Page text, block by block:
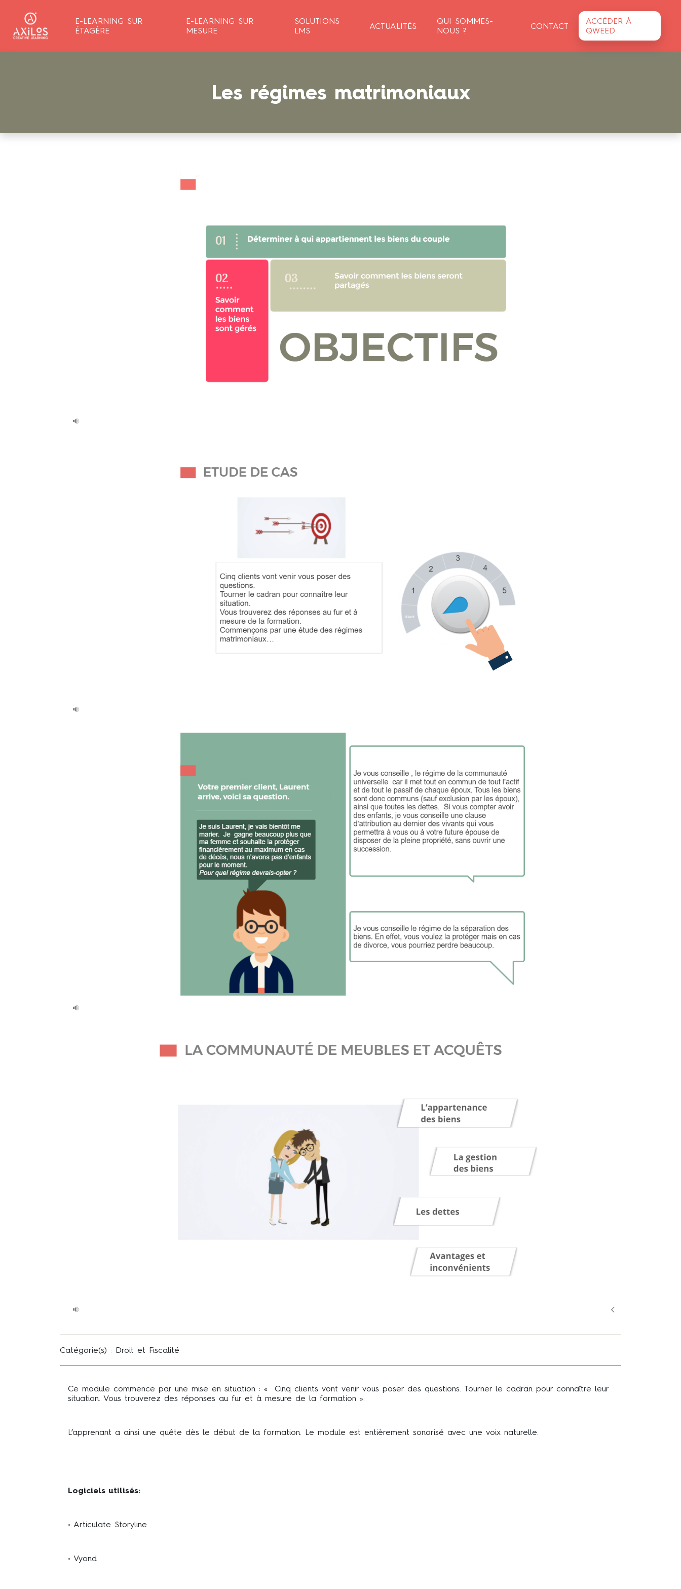
E-LEARNING SUR
ÉTAGÈRE
E-LEARNING SUR
MESURE
SOLUTIONS
LMS
ACTUALITÉS
QUI SOMMES-
NOUS ?
CONTACT
ACCÉDER À
QWEED
Les régimes matrimoniaux
Catégorie(s) : Droit et Fiscalité
Ce module commence par une mise en situation : « Cinq clients vont venir vous poser des questions. Tourner le cadran pour connaître leur
situation. Vous trouverez des réponses au fur et à mesure de la formation ».
L’apprenant a ainsi une quête dès le début de la formation. Le module est entièrement sonorisé avec une voix naturelle.
Logiciels utilisés:
• Articulate Storyline
• Vyond